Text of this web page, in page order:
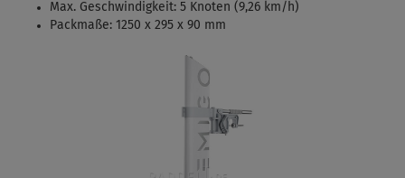
Max. Geschwindigkeit: 5 Knoten (9,26 km/h)
Packmaße: 1250 x 295 x 90 mm